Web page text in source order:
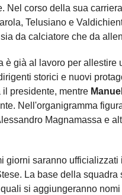
Nel corso della sua
Telusiano e
da calciatore che da
è già al lavoro per
storici e nuovi
il presidente, mentre
Nell'organigramma
Magnamassa e
giorni saranno
La base della
si aggiungeranno